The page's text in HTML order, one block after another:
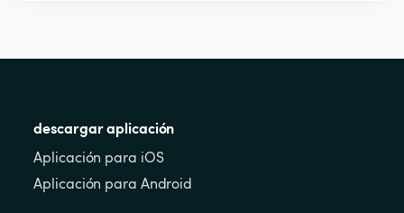
descargar aplicación
Aplicación para iOS
Aplicación para Android